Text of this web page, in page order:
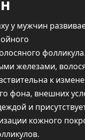
у мужчин
железами,
к
фона, внешних
и
кожного